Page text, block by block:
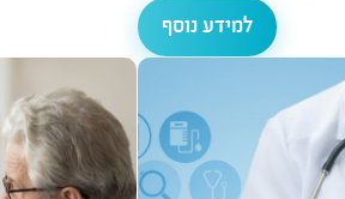
למידע נוסף